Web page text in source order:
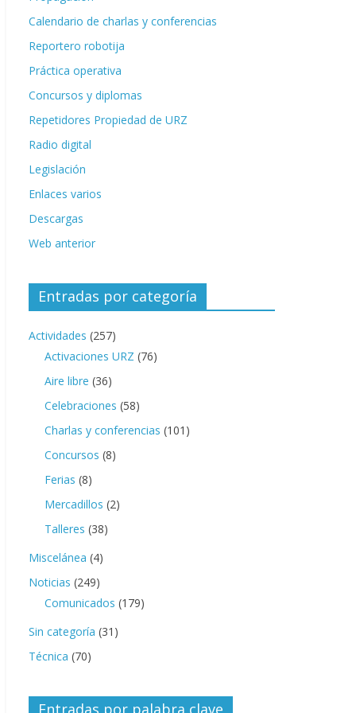
Calendario de charlas y conferencias
Reportero robotija
Práctica operativa
Concursos y diplomas
Repetidores Propiedad de URZ
Radio digital
Legislación
Enlaces varios
Descargas
Web anterior
Entradas por categoría
Actividades (257)
Activaciones URZ (76)
Aire libre (36)
Celebraciones (58)
Charlas y conferencias (101)
Concursos (8)
Ferias (8)
Mercadillos (2)
Talleres (38)
Miscelánea (4)
Noticias (249)
Comunicados (179)
Sin categoría (31)
Técnica (70)
Entradas por palabra clave